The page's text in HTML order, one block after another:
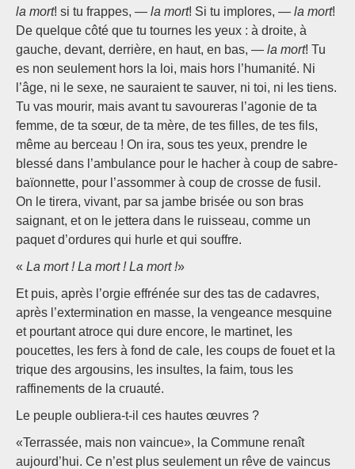
la mort! si tu frappes, — la mort! Si tu implores, — la mort!
De quelque côté que tu tournes les yeux : à droite, à
gauche, devant, derrière, en haut, en bas, — la mort! Tu
es non seulement hors la loi, mais hors l’humanité. Ni
l’âge, ni le sexe, ne sauraient te sauver, ni toi, ni les tiens.
Tu vas mourir, mais avant tu savoureras l’agonie de ta
femme, de ta sœur, de ta mère, de tes filles, de tes fils,
même au berceau ! On ira, sous tes yeux, prendre le
blessé dans l’ambulance pour le hacher à coup de sabre-
baïonnette, pour l’assommer à coup de crosse de fusil.
On le tirera, vivant, par sa jambe brisée ou son bras
saignant, et on le jettera dans le ruisseau, comme un
paquet d’ordures qui hurle et qui souffre.
« La mort ! La mort ! La mort !»
Et puis, après l’orgie effrénée sur des tas de cadavres,
après l’extermination en masse, la vengeance mesquine
et pourtant atroce qui dure encore, le martinet, les
poucettes, les fers à fond de cale, les coups de fouet et la
trique des argousins, les insultes, la faim, tous les
raffinements de la cruauté.
Le peuple oubliera-t-il ces hautes œuvres ?
«Terrassée, mais non vaincue», la Commune renaît
aujourd’hui. Ce n’est plus seulement un rêve de vaincus